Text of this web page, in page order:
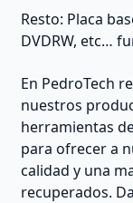
Resto: Placa
DVDRW, etc…
En PedroTech
nuestros
herramientas
para ofrecer a
calidad y una
recuperados.